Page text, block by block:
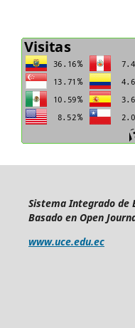
Sistema Integrado de
Basado en Open
www.uce.edu.ec